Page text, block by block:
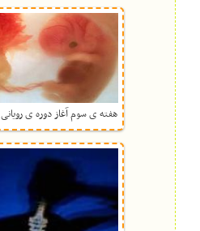
هفته ی سوم آغاز دوره ی رویانی